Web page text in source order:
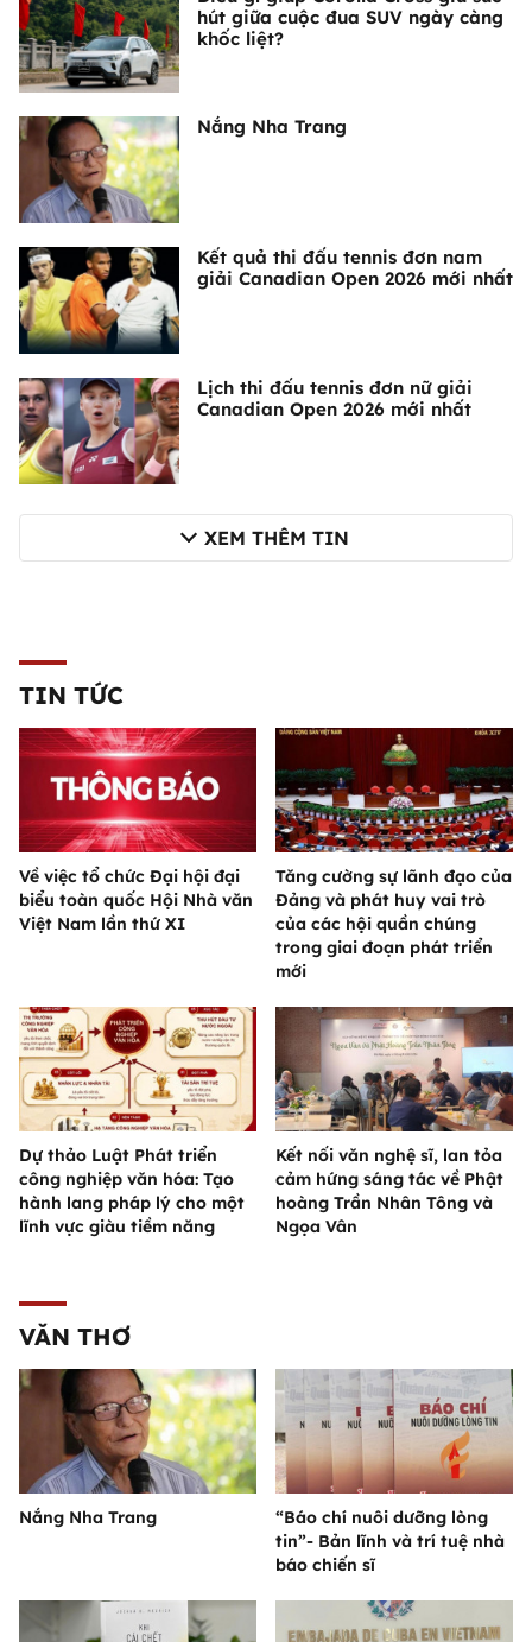
hút giữa cuộc đua SUV ngày càng
khốc liệt?
Nắng Nha Trang
Kết quả thi đấu tennis đơn nam
giải Canadian Open 2026 mới nhất
Lịch thi đấu tennis đơn nữ giải
Canadian Open 2026 mới nhất
XEM THÊM TIN
TIN TỨC
Về việc tổ chức Đại hội đại
biểu toàn quốc Hội Nhà văn
Việt Nam lần thứ XI
Tăng cường sự lãnh đạo của
Đảng và phát huy vai trò
của các hội quần chúng
trong giai đoạn phát triển
mới
Dự thảo Luật Phát triển
công nghiệp văn hóa: Tạo
hành lang pháp lý cho một
lĩnh vực giàu tiềm năng
Kết nối văn nghệ sĩ, lan tỏa
cảm hứng sáng tác về Phật
hoàng Trần Nhân Tông và
Ngọa Vân
VĂN THƠ
Nắng Nha Trang
“Báo chí nuôi dưỡng lòng
tin”- Bản lĩnh và trí tuệ nhà
báo chiến sĩ